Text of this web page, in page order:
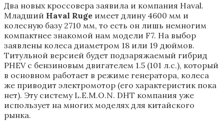
Два новых кроссовера заявила и компания Haval.
Младший Haval Ruge имеет длину 4600 мм и
колесную базу 2710 мм, то есть он лишь немногим
компактнее знакомой нам модели F7. На выбор
заявлены колеса диаметром 18 или 19 дюймов.
Титульной версией будет подзаряжаемый гибрид
PHEV с бензиновым двигателем 1.5 (101 л.с.), который
в основном работает в режиме генератора, колеса
же приводит электромотор (его характеристик пока
нет). Эту систему L.E.M.O.N. DHT компания уже
использует на многих моделях для китайского
рынка.